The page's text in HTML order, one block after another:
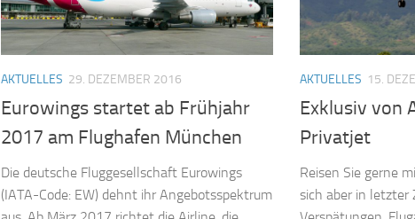
AKTUELLES 29. DEZEMBER 2016
Eurowings startet ab Frühjahr
2017 am Flughafen München
Die deutsche Fluggesellschaft Eurowings
(IATA-Code: EW) dehnt ihr Angebotsspektrum
AKTUELLES 15.
Exklusiv von
Privatjet
Reisen Sie gerne
sich aber in letzter